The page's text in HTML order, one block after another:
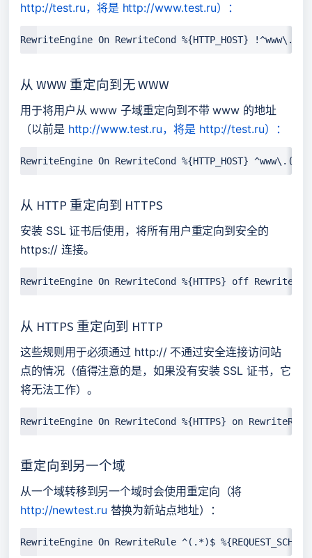
http://test.ru，将是 http://www.test.ru）：
RewriteEngine On RewriteCond %{HTTP_HOST} !^www\.
从 WWW 重定向到无 WWW
用于将用户从 www 子域重定向到不带 www 的地址
（以前是 http://www.test.ru，将是 http://test.ru）：
RewriteEngine On RewriteCond %{HTTP_HOST}
从 HTTP 重定向到 HTTPS
安装 SSL 证书后使用，将所有用户重定向到安全的
https:// 连接。
RewriteEngine On RewriteCond %{HTTPS} off
从 HTTPS 重定向到 HTTP
这些规则用于必须通过 http:// 不通过安全连接访问站
点的情况（值得注意的是，如果没有安装 SSL 证书，它
将无法工作）。
RewriteEngine On RewriteCond %{HTTPS} on
重定向到另一个域
http://newtest.ru 替换为新站点地址）：
RewriteEngine On RewriteRule ^(.*)$